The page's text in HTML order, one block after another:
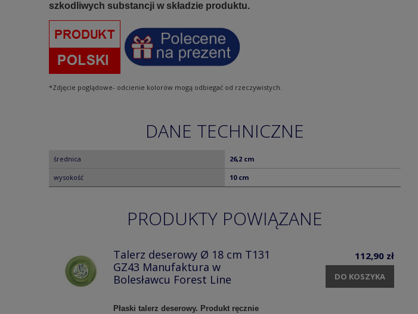
szkodliwych substancji w składzie produktu.
*Zdjęcie poglądowe- odcienie kolorów mogą odbiegać od rzeczywistych.
DANE TECHNICZNE
średnica 26,2 cm
wysokość 10 cm
PRODUKTY POWIĄZANE
Talerz deserowy Ø 18 cm T131
GZ43 Manufaktura w
Bolesławcu Forest Line
Płaski talerz deserowy. Produkt ręcznie
112,90 zł
DO KOSZYKA